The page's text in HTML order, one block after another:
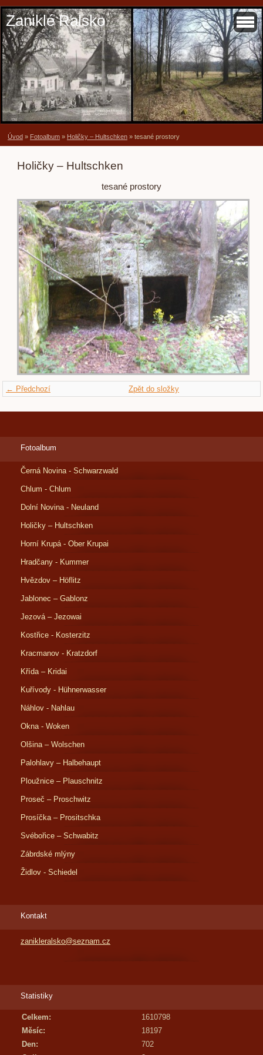
Zaniklé Ralsko
Úvod » Fotoalbum » Holičky – Hultschken » tesané prostory
Holičky – Hultschken
tesané prostory
← Předchozí Zpět do složky
Fotoalbum
Černá Novina - Schwarzwald
Chlum - Chlum
Dolní Novina - Neuland
Holičky – Hultschken
Horní Krupá - Ober Krupai
Hradčany - Kummer
Hvězdov – Höflitz
Jablonec – Gablonz
Jezová – Jezowai
Kostřice - Kosterzitz
Kracmanov - Kratzdorf
Křída – Kridai
Kuřívody - Hühnerwasser
Náhlov - Nahlau
Okna - Woken
Olšina – Wolschen
Palohlavy – Halbehaupt
Ploužnice – Plauschnitz
Proseč – Proschwitz
Prosíčka – Prositschka
Svébořice – Schwabitz
Zábrdské mlýny
Židlov - Schiedel
Kontakt
zanikleralsko@seznam.cz
Statistiky
Celkem:
1610798
Měsíc:
18197
Den:
702